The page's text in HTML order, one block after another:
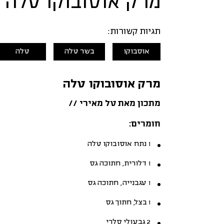
תגיות קשורות:
אוסבוקו בשר טלה טלה
מרק אוסובוקו טלה
מתכון מאת טל מאירי //
חומרים:
1 נתח אוסובוקו טלה
1 דלורית, חתוכה גס
1 עגבנייה, חתוכה גס
1 בצל, חתוך גס
2 גבעולי סלרי